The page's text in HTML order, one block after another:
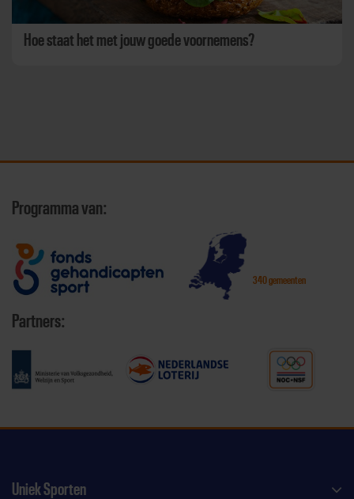
Hoe staat het met jouw goede voornemens?
Programma van:
340 gemeenten
Partners:
Uniek Sporten